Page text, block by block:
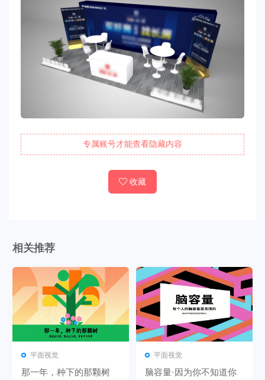
专属账号才能查看隐藏内容
收藏
相关推荐
平面视觉
那一年，种下的那颗树
平面视觉
脑容量·因为你不知道你